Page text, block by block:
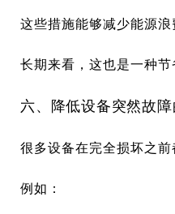
这些措施能够减少能源浪
长期来看，这也是一种节
六、降低设备突然故
很多设备在完全损坏之前
例如：